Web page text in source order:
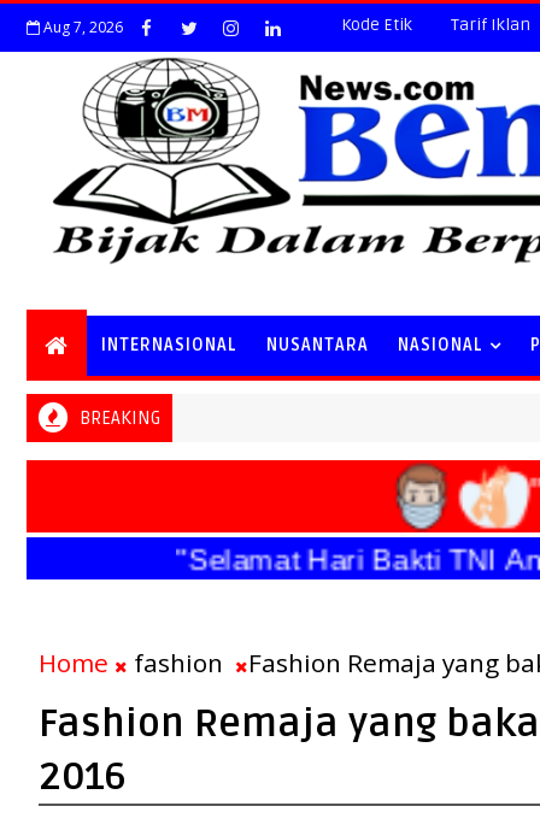
Aug 7, 2026 Kode Etik Tarif Iklan
INTERNASIONAL NUSANTARA NASIONAL
BREAKING
"Selamat Hari Bakti TNI
Home fashion Fashion Remaja yang
Fashion Remaja yang
2016